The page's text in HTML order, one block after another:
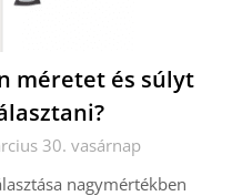
méretet és súlyt
30. vasárnap
nagymértékben